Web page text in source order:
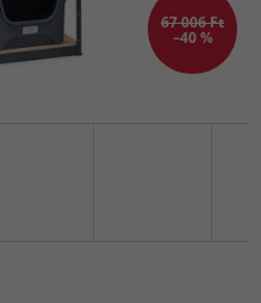
67 006 Ft
–40 %